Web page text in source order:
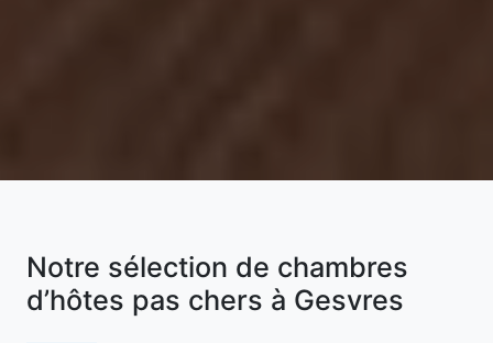
Notre sélection de chambres
d’hôtes pas chers à Gesvres